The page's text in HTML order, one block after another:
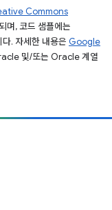
Commons
며, 코드 샘플에는
. 자세한 내용은 Google
및/또는 Oracle 계열